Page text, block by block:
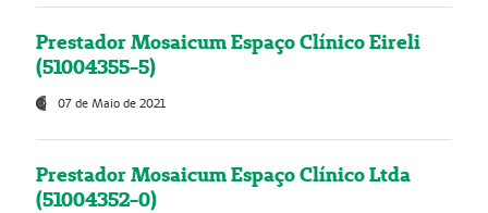
Prestador Mosaicum Espaço Clínico Eireli
(51004355-5)
07 de Maio de 2021
Prestador Mosaicum Espaço Clínico Ltda
(51004352-0)